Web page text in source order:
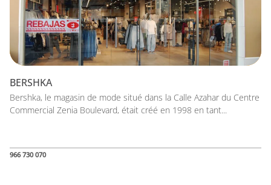
BERSHKA
Bershka, le magasin de mode situé dans la Calle Azahar du Centre
Commercial Zenia Boulevard, était créé en 1998 en tant...
966 730 070